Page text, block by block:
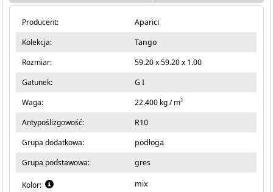
Producent:
Aparici
Kolekcja:
Tango
Rozmiar:
59.20 x 59.20 x 1.00
Gatunek:
G I
Waga:
22.400 kg / m2
Antypoślizgowość:
R10
Grupa dodatkowa:
podłoga
Grupa podstawowa:
gres
Kolor: mix